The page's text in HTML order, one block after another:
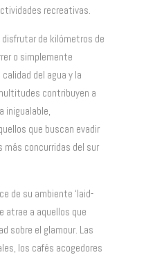
recreativas.
de kilómetros de
o simplemente
del agua y la
contribuyen a
inigualable,
que buscan evadir
más concurridas del sur
de su ambiente ‘laid-
atrae a aquellos que
sobre el glamour. Las
los cafés acogedores